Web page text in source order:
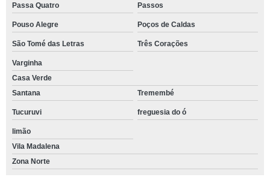
Passa Quatro Passos
Pouso Alegre Poços de Caldas
São Tomé das Letras Três Corações
Varginha
Casa Verde
Santana
Tremembé
Tucuruvi freguesia do ó
limão
Vila Madalena
Zona Norte